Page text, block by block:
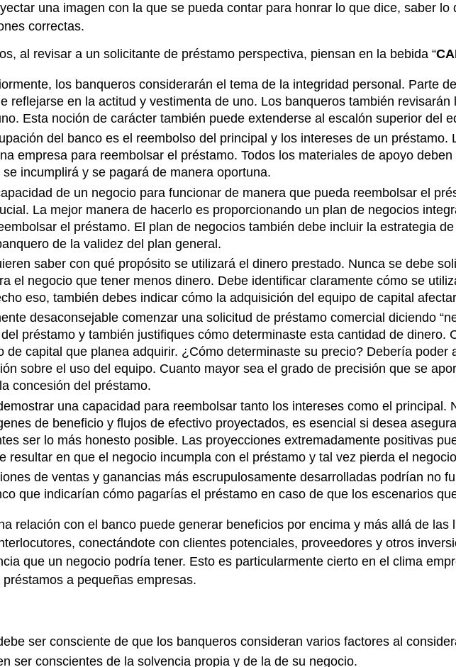
una imagen con la que se pueda contar para honrar lo que dice, saber
correctas.
al revisar a un solicitante de préstamo perspectiva, piensan en la bebida “
los banqueros considerarán el tema de la integridad personal. Parte
reflejarse en la actitud y vestimenta de uno. Los banqueros también
Esta noción de carácter también puede extenderse al escalón superior del
del banco es el reembolso del principal y los intereses de un
empresa para reembolsar el préstamo. Todos los materiales de apoyo
incumplirá y se pagará de manera oportuna.
de un negocio para funcionar de manera que pueda reembolsar el
La mejor manera de hacerlo es proporcionando un plan de negocios
el préstamo. El plan de negocios también debe incluir la estrategia
de la validez del plan general.
saber con qué propósito se utilizará el dinero prestado. Nunca se debe
el negocio que tener menos dinero. Debe identificar claramente cómo se
eso, también debes indicar cómo la adquisición del equipo de capital
desaconsejable comenzar una solicitud de préstamo comercial diciendo
préstamo y también justifiques cómo determinaste esta cantidad de dinero.
de capital que planea adquirir. ¿Cómo determinaste su precio? Debería
sobre el uso del equipo. Cuanto mayor sea el grado de precisión que se
concesión del préstamo.
una capacidad para reembolsar tanto los intereses como el principal.
de beneficio y flujos de efectivo proyectados, es esencial si desea
ser lo más honesto posible. Las proyecciones extremadamente positivas
resultar en que el negocio incumpla con el préstamo y tal vez pierda el
de ventas y ganancias más escrupulosamente desarrolladas podrían no
que indicarían cómo pagarías el préstamo en caso de que los escenarios
relación con el banco puede generar beneficios por encima y más allá de
conectándote con clientes potenciales, proveedores y otros
que un negocio podría tener. Esto es particularmente cierto en el clima
a pequeñas empresas.
ser consciente de que los banqueros consideran varios factores al
ser conscientes de la solvencia propia y de la de su negocio.